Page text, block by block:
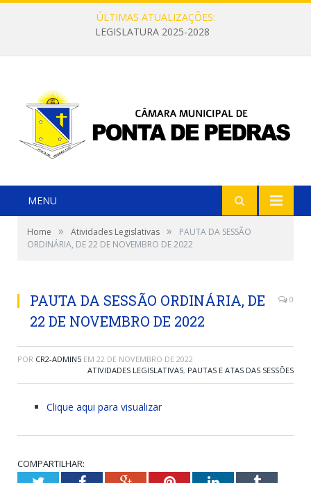
ÚLTIMAS ATUALIZAÇÕES:
LEGISLATURA 2025-2028
MENU
Home » Atividades Legislativas »
PAUTA DA SESSÃO
ORDINÁRIA, DE 22 DE NOVEMBRO DE 2022
PAUTA DA SESSÃO ORDINÁRIA, DE
22 DE NOVEMBRO DE 2022
0
POR CR2-ADMIN5 EM 22 DE NOVEMBRO DE 2022
ATIVIDADES LEGISLATIVAS, PAUTAS E ATAS DAS SESSÕES
Clique aqui para visualizar
COMPARTILHAR: